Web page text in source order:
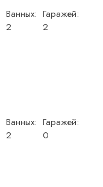
Ванных:
2
Гаражей:
2
Ванных:
2
Гаражей:
0